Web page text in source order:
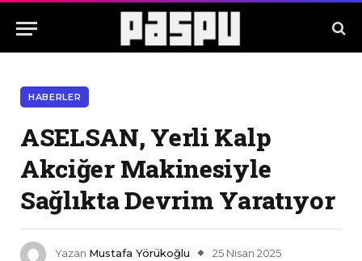
HABERLER
ASELSAN, Yerli Kalp
Akciğer Makinesiyle
Sağlıkta Devrim Yaratıyor
Yazan Mustafa Yörükoğlu
25 Nisan 2025